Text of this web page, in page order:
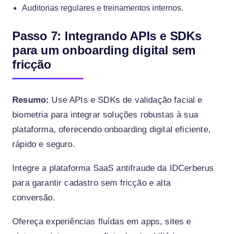
Auditorias regulares e treinamentos internos.
Passo 7: Integrando APIs e SDKs
para um onboarding digital sem
fricção
Resumo: Use APIs e SDKs de validação facial e
biometria para integrar soluções robustas à sua
plataforma, oferecendo onboarding digital eficiente,
rápido e seguro.
Integre a plataforma SaaS antifraude da IDCerberus
para garantir cadastro sem fricção e alta
conversão.
Ofereça experiências fluídas em apps, sites e